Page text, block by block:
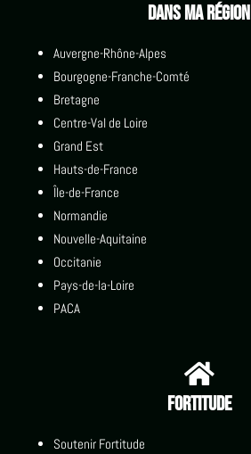
Dans ma région
Auvergne-Rhône-Alpes
Bourgogne-Franche-Comté
Bretagne
Centre-Val de Loire
Grand Est
Hauts-de-France
Île-de-France
Normandie
Nouvelle-Aquitaine
Occitanie
Pays-de-la-Loire
PACA

Fortitude
Soutenir Fortitude